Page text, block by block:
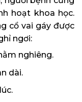
hoạt khoa học.
cổ vai gáy được
ngơi:
nghiêng.
dài.